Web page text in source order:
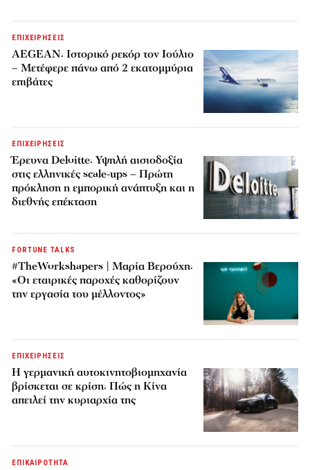
ΕΠΙΧΕΙΡΗΣΕΙΣ
AEGEAN: Ιστορικό ρεκόρ τον Ιούλιο
– Μετέφερε πάνω από 2 εκατομμύρια
επιβάτες
ΕΠΙΧΕΙΡΗΣΕΙΣ
Έρευνα Deloitte: Υψηλή αισιοδοξία
στις ελληνικές scale-ups – Πρώτη
πρόκληση η εμπορική ανάπτυξη και η
διεθνής επέκταση
FORTUNE TALKS
#TheWorkshapers | Μαρία Βερούχη:
«Οι εταιρικές παροχές καθορίζουν
την εργασία του μέλλοντος»
ΕΠΙΧΕΙΡΗΣΕΙΣ
Η γερμανική αυτοκινητοβιομηχανία
βρίσκεται σε κρίση: Πώς η Κίνα
απειλεί την κυριαρχία της
ΕΠΙΚΑΙΡΟΤΗΤΑ